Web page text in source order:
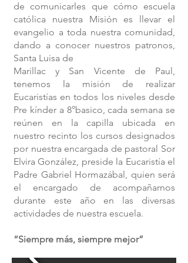
de comunicarles que cómo escuela
católica nuestra Misión es llevar el
evangelio a toda nuestra comunidad,
dando a conocer nuestros patronos,
Santa Luisa de
Marillac y San Vicente de Paul,
tenemos la misión de realizar
Eucaristías en todos los niveles desde
Pre kínder a 8°basico, cada semana se
reúnen en la capilla ubicada en
nuestro recinto los cursos designados
por nuestra encargada de pastoral Sor
Elvira González, preside la Eucaristía el
Padre Gabriel Hormazábal, quien será
el encargado de acompañarnos
durante este año en las diversas
actividades de nuestra escuela.
“Siempre más, siempre mejor”